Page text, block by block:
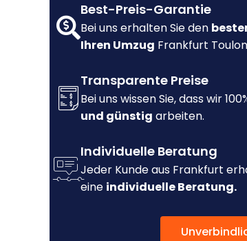
Best-Preis-Garantie
Bei uns erhalten Sie den
Ihren Umzug Frankfurt
Transparente Preise
Bei uns wissen Sie, dass wir
und günstig arbeiten.
Individuelle Beratung
Jeder Kunde aus Frankfurt
eine individuelle Beratung.